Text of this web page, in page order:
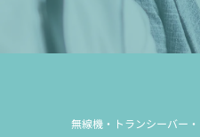
無線機・トランシーバー